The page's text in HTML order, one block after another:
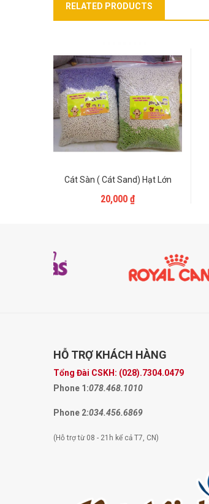
RELATED PRODUCTS
Cát Sàn ( Cát Sand) Hạt Lớn
20,000 ₫
HỖ TRỢ KHÁCH HÀNG
Tổng Đài CSKH: (028).7304.0479
Phone 1:078.468.1010
Phone 2:034.456.6869
(Hỗ trợ từ 08 - 21h kể cả T7, CN)